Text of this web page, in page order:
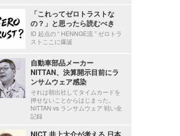
「これってゼロトラストな
の？」と思ったら読むべき
ID 起点の “ HENNGE流 ” ゼロトラ
ストここに爆誕
自動車部品メーカー
NITTAN、決算開示目前にラ
ンサムウェア感染
それは朝出社してタイムカードを
押せないことからはじまった。
NITTAN vs ランサムウェア 戦い全
記録
NICT 井上大介が考える 日本